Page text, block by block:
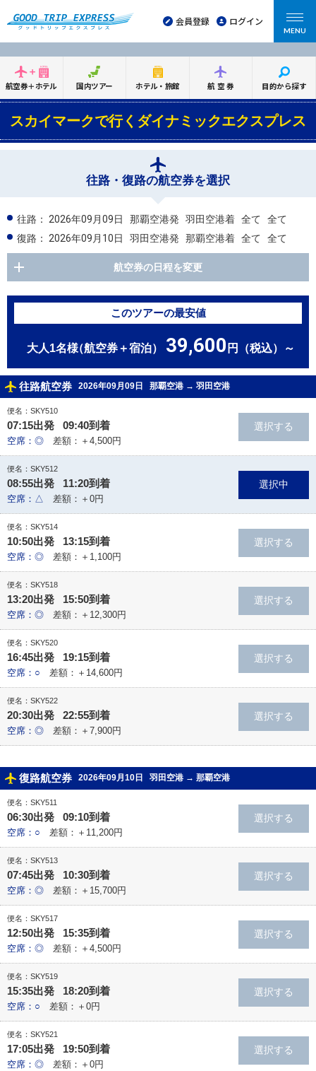
会員登録 ログイン
MENU
航空券＋ホテル 国内ツアー ホテル・旅館 航空券 目的から探す
スカイマークで行くダイナミックエクスプレス
往路・復路の航空券を選択
往路： 2026年09月09日 那覇空港発 羽田空港着 全て
全て
復路：
2026年09月10日 羽田空港発 那覇空港着 全て 全て
航空券の日程を変更
このツアーの最安値
大人1名様（航空券＋宿泊） 39,600 円（税込）～
往路航空券 2026年09月09日 那覇空港 → 羽田空港
便名：SKY510
07:15出発 09:40到着
空席：◎ 差額：＋4,500円
便名：SKY512
08:55出発 11:20到着
空席：△ 差額：＋0円
便名：SKY514
10:50出発 13:15到着
空席：◎ 差額：＋1,100円
便名：SKY518
13:20出発 15:50到着
空席：◎ 差額：＋12,300円
便名：SKY520
16:45出発 19:15到着
空席：○ 差額：＋14,600円
便名：SKY522
20:30出発 22:55到着
空席：◎ 差額：＋7,900円
復路航空券 2026年09月10日 羽田空港 → 那覇空港
便名：SKY511
06:30出発 09:10到着
空席：○ 差額：＋11,200円
便名：SKY513
07:45出発 10:30到着
空席：◎ 差額：＋15,700円
便名：SKY517
12:50出発 15:35到着
空席：◎ 差額：＋4,500円
便名：SKY519
15:35出発 18:20到着
空席：○ 差額：＋0円
便名：SKY521
17:05出発 19:50到着
空席：◎ 差額：＋0円